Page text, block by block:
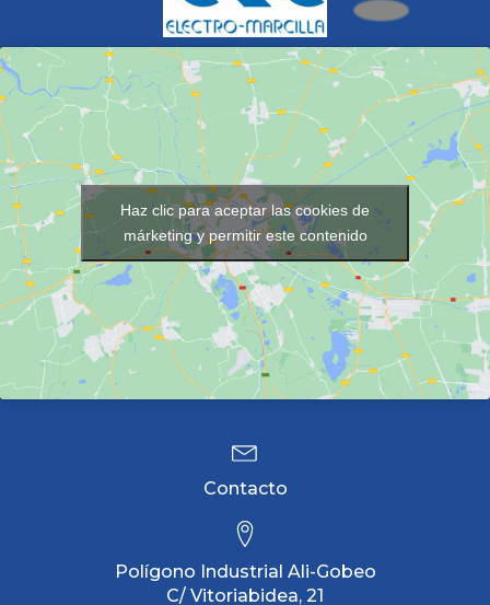
Haz clic para aceptar las cookies de
márketing y permitir este contenido
Contacto
Polígono Industrial Ali-Gobeo
C/ Vitoriabidea, 21